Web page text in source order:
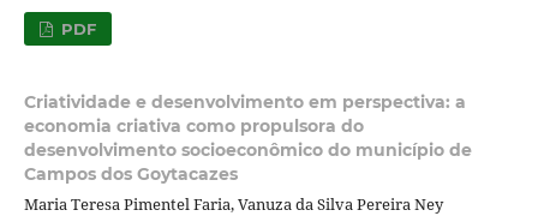
PDF
Criatividade e desenvolvimento em perspectiva: a
economia criativa como propulsora do
desenvolvimento socioeconômico do município de
Campos dos Goytacazes
Maria Teresa Pimentel Faria, Vanuza da Silva Pereira Ney